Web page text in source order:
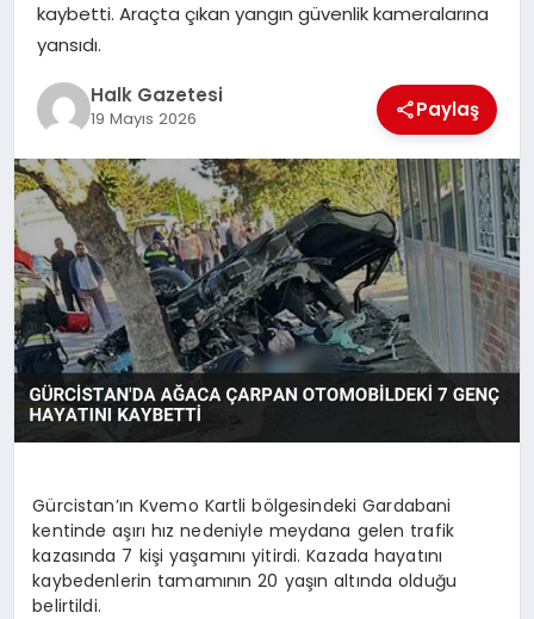
MAGAZIN
SAĞLIK
SIYASET
SPOR
TEKNOLOJI
kaybetti. Araçta çıkan yangın güvenlik kameralarına
yansıdı.
Halk Gazetesi
19 Mayıs 2026 Paylaş
Gürcistan’ın Kvemo Kartli bölgesindeki Gardabani
kentinde aşırı hız nedeniyle meydana gelen trafik
kazasında 7 kişi yaşamını yitirdi. Kazada hayatını
kaybedenlerin tamamının 20 yaşın altında olduğu
belirtildi.